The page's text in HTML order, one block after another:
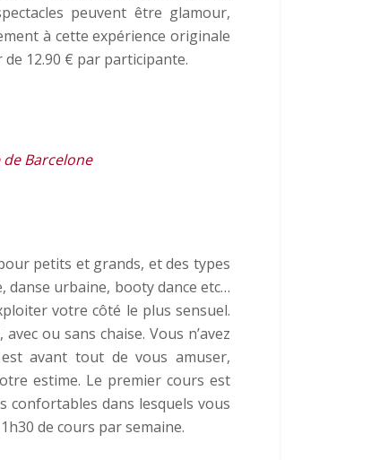
peuvent être glamour,
à cette expérience originale
de 12.90 € par participante.
de Barcelone
petits et grands, et des types
danse urbaine, booty dance etc…
votre côté le plus sensuel.
ou sans chaise. Vous n’avez
est avant tout de vous amuser,
estime. Le premier cours est
dans lesquels vous
de cours par semaine.